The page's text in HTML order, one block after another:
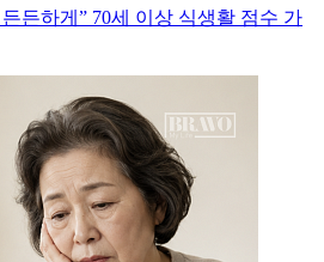
든하게” 70세 이상 식생활 점수 가